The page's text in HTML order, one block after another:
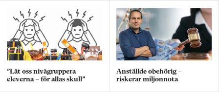
”Låt oss nivågruppera
eleverna – för allas skull”
Anställde obehörig –
riskerar miljonnota